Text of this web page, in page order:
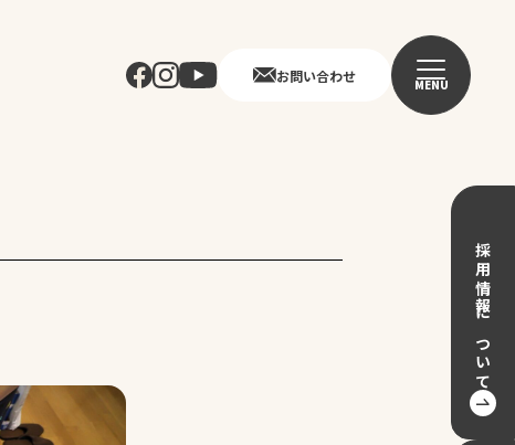
お問い合わせ MENU
採用情報について